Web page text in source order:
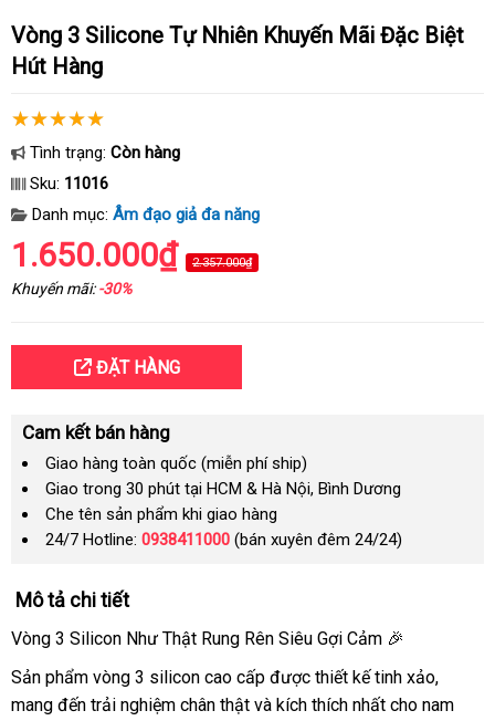
Vòng 3 Silicone Tự Nhiên Khuyến Mãi Đặc Biệt
Hút Hàng
Tình trạng: Còn hàng
Sku: 11016
Danh mục: Âm đạo giả đa năng
1.650.000₫ 2.357.000₫
Khuyến mãi:-30%
ĐẶT HÀNG
Cam kết bán hàng
Giao hàng toàn quốc (miễn phí ship)
Giao trong 30 phút tại HCM & Hà Nội, Bình Dương
Che tên sản phẩm khi giao hàng
24/7 Hotline: 0938411000 (bán xuyên đêm 24/24)
Mô tả chi tiết
Vòng 3 Silicon Như Thật Rung Rên Siêu Gợi Cảm 🎉
Sản phẩm vòng 3 silicon cao cấp được thiết kế tinh xảo,
mang đến trải nghiệm chân thật và kích thích nhất cho nam